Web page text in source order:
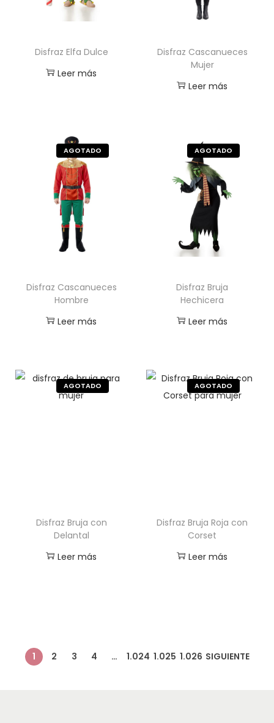
Disfraz Elfa Dulce
Leer más
Disfraz Cascanueces
Mujer
Leer más
Disfraz Cascanueces
Hombre
Leer más
Disfraz Bruja
Hechicera
Leer más
Disfraz Bruja con
Delantal
Leer más
Disfraz Bruja Roja con
Corset
Leer más
1 2 3 4 … 1.024 1.025 1.026 SIGUIENTE